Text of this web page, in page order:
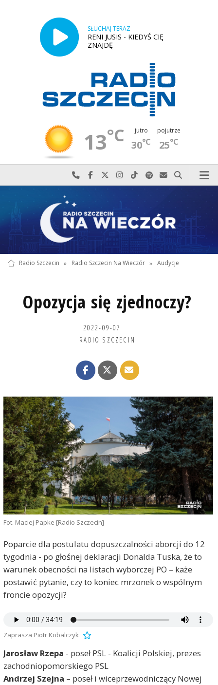
SŁUCHAJ TERAZ
RENI JUSIS - KIEDYŚ CIĘ
ZNAJDĘ
13°C jutro
30°C
pojutrze
25°C
Najlepiej po prostu do nas zadzwoń
Odwiedź nas na Facebook-u
Odwiedź nas na X
Odwiedź nas na Instagram-ie
Odwiedź nas na TikTok-u
Szukaj nas na Spotify
Wyślij do nas
Szukaj
Radio Szczecin » Radio Szczecin Na Wieczór » Audycje
Opozycja się zjednoczy?
2022-09-07
RADIO SZCZECIN
Fot. Maciej Papke [Radio Szczecin]
Poparcie dla postulatu dopuszczalności aborcji do 12
tygodnia - po głośnej deklaracji Donalda Tuska, że to
warunek obecności na listach wyborczej PO – każe
postawić pytanie, czy to koniec mrzonek o wspólnym
froncie opozycji?
Zaprasza Piotr Kobalczyk
Jarosław Rzepa - poseł PSL - Koalicji Polskiej, prezes
zachodniopomorskiego PSL
Andrzej Szejna – poseł i wiceprzewodniczący Nowej